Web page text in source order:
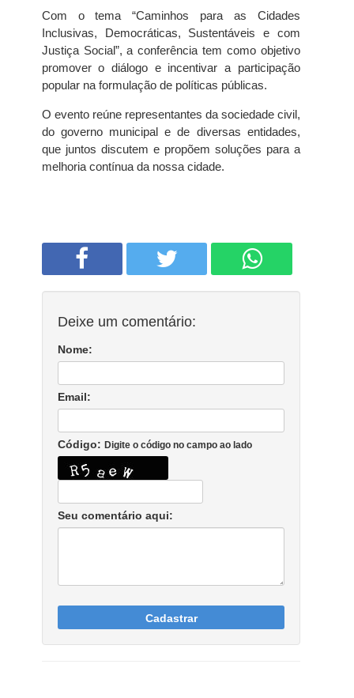
Com o tema “Caminhos para as Cidades
Inclusivas, Democráticas, Sustentáveis e com
Justiça Social”, a conferência tem como objetivo
promover o diálogo e incentivar a participação
popular na formulação de políticas públicas.
O evento reúne representantes da sociedade civil,
do governo municipal e de diversas entidades,
que juntos discutem e propõem soluções para a
melhoria contínua da nossa cidade.
Deixe um comentário:
Nome:
Email:
Código: Digite o código no campo ao lado
Seu comentário aqui:
Cadastrar